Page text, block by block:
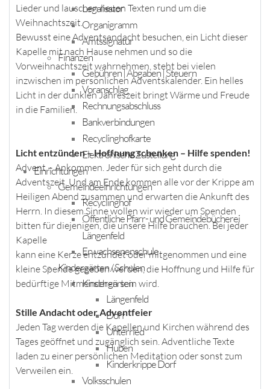
Legalisator
Organigramm
Amtssignatur
Finanzen
Gebühren | Abgaben | Steuern
Voranschlag
Rechnungsabschluss
Bankverbindungen
Recyclinghofkarte
Elektronische Zustellung
Einrichtungen
Gemeindeeinrichtungen
Recyclinghof
Öffentliche Pfarr- und Gemeindebücherei
Längenfeld
Erwachsenenschule
Kindergärten / Schulen
Kindergärten
Längenfeld
Dorf
Unterried
Huben
Kinderkrippe Dorf
Volksschulen
Lieder und lauschen neuen Texten rund um die
Weihnachtszeit.
Bewusst eine Adventsandacht besuchen, ein Licht dieser
Kapelle mit nach Hause nehmen und so die
Vorweihnachtszeit wahrnehmen, steht bei vielen
inzwischen im persönlichen Adventskalender. Ein helles
Licht in der dunklen Jahreszeit bringt Wärme und Freude
in die Familien.
Licht entzünden – Hoffnung schenken – Hilfe spenden!
Advent – Ankommen. Jeder für sich geht durch die
Adventszeit. Und am Ende kommen alle vor der Krippe am
Heiligen Abend zusammen und erwarten die Ankunft des
Herrn. In diesem Sinne wollen wir wieder um Spenden
bitten für diejenigen, die unsere Hilfe brauchen. Bei jeder
Kapelle
kann eine Kerze entzündet oder mitgenommen und eine
kleine Spende gegeben werden, die Hoffnung und Hilfe für
bedürftige Mitmenschen sein wird.
Stille Andacht oder Adventfeier
Jeden Tag werden die Kapellen und Kirchen während des
Tages geöffnet und zugänglich sein. Adventliche Texte
laden zu einer persönlichen Meditation oder sonst zum
Verweilen ein.